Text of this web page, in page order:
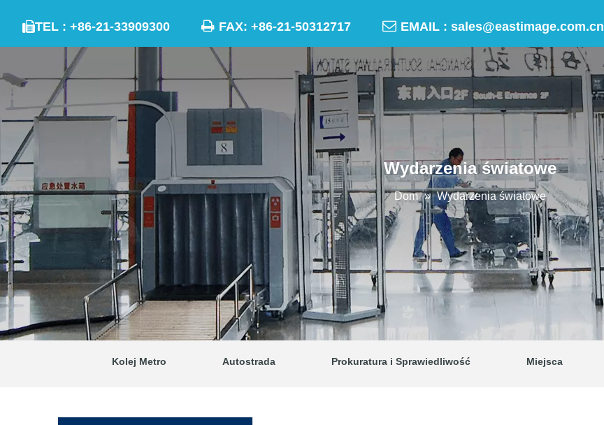
TEL : +86-21-33909300  FAX: +86-21-50312717  EMAIL : sales@eastimage.com.cn
Wydarzenia światowe
Dom » Wydarzenia światowe
Kolej Metro Autostrada Prokuratura i Sprawiedliwość Miejsca